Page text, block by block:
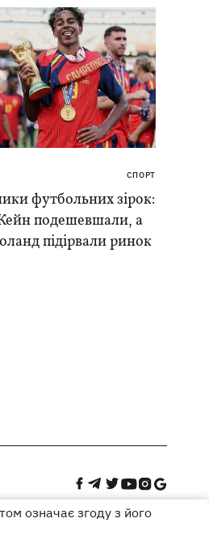
СПОРТ
футбольних зірок:
подешевшали, а
підірвали ринок
означає згоду з його